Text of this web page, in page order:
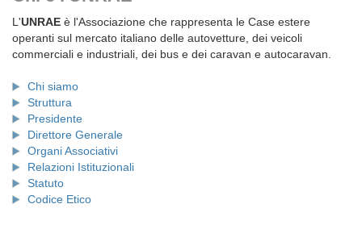
L'UNRAE è l'Associazione che rappresenta le Case estere
operanti sul mercato italiano delle autovetture, dei veicoli
commerciali e industriali, dei bus e dei caravan e autocaravan.
Chi siamo
Struttura
Presidente
Direttore Generale
Organi Associativi
Relazioni Istituzionali
Statuto
Codice Etico